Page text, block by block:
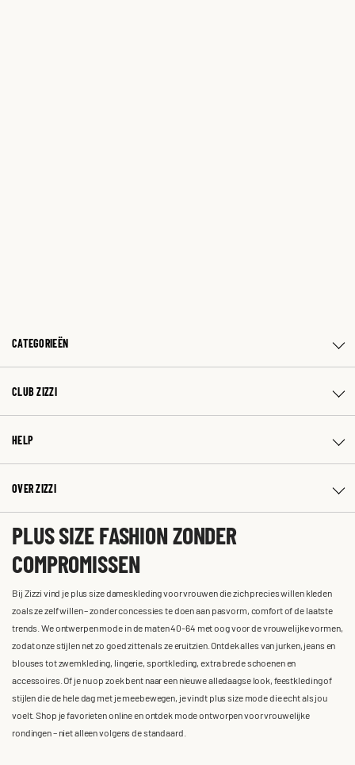
CATEGORIEËN
CLUB ZIZZI
HELP
OVER ZIZZI
PLUS SIZE FASHION ZONDER
COMPROMISSEN
Bij Zizzi vind je plus size dameskleding voor vrouwen die zich precies willen kleden
zoals ze zelf willen – zonder concessies te doen aan pasvorm, comfort of de laatste
trends. We ontwerpen mode in de maten 40-64 met oog voor de vrouwelijke vormen,
zodat onze stijlen net zo goed zitten als ze eruitzien. Ontdek alles van jurken, jeans en
blouses tot zwemkleding, lingerie, sportkleding, extra brede schoenen en
accessoires. Of je nu op zoek bent naar een nieuwe alledaagse look, feestkleding of
stijlen die de hele dag met je meebewegen, je vindt plus size mode die echt als jou
voelt. Shop je favorieten online en ontdek mode ontworpen voor vrouwelijke
rondingen – niet alleen volgens de standaard.